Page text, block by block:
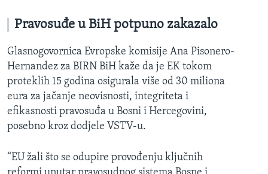
Pravosuđe u BiH potpuno zakazalo
Glasnogovornica Evropske komisije Ana Pisonero-
Hernandez za BIRN BiH kaže da je EK tokom
proteklih 15 godina osigurala više od 30 miliona
eura za jačanje neovisnosti, integriteta i
efikasnosti pravosuđa u Bosni i Hercegovini,
posebno kroz dodjele VSTV-u.
“EU žali što se odupire provođenju ključnih